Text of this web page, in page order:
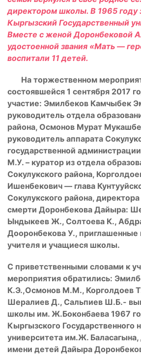
директором школы. В 1965 году
Кыргызский Государственный
Вместе с женой Доронбековой
удостоенной звания «Мать —
воспитали 11 детей.
На торжественном
состоявшейся 1 сентября 2017
участие: Эмилбеков Камчыбек
руководитель отдела
района, Осмонов Мурат
руководитель аппарата
государственной
М.У. – куратор из отдела
Сокулукского района,
Ишенбекович — глава
Сокулукского района,
смерти Доронбекова Дайыра:
Ындыкеев Ж., Солтоева К.,
Дооронбекова У., приглашенные
учителя и учащиеся школы.
С приветственными словами к
мероприятия обратились:
К.Э.,Осмонов М.М., Корголдоев
Шералиев Д., Сальпиев Ш.Б.-
школы им. Ж.Боконбаева 1967
Кыргызского Государственного
университета им.Ж.
имени детей Дайыра